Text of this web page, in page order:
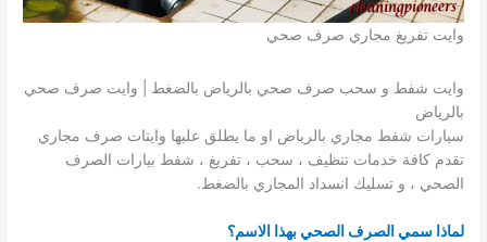
وايت تفريغ مجاري صرف صحي
وايت شفط و سحب صرف صحي بالرياض بالضغط | وايت صرف صحي
بالرياض
سيارات شفط مجاري بالرياض او ما يطلق عليها وايتات صرف مجاري
تقدم كافة خدمات تنظيف ، سحب ، تفريغ ، شفط بيارات الصرف
الصحي ، و تسليك انسداد المجاري بالضغط.
لماذا سمي الصرف الصحي بهذا الاسم؟